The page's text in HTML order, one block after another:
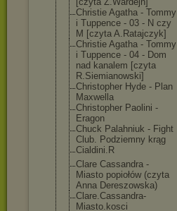
Christie Agatha - Tommy
i Tuppence - 03 - N czy
M [czyta A.Ratajczyk]
Christie Agatha - Tommy
i Tuppence - 04 - Dom
nad kanalem [czyta
R.Siemianowski]
Christopher Hyde - Plan
Maxwella
Christopher Paolini -
Eragon
Chuck Palahniuk - Fight
Club. Podziemny krąg
Cialdini.R
Clare Cassandra -
Miasto popiołów (czyta
Anna Dereszowska)
Clare.Cassandra-
Miasto.kosci